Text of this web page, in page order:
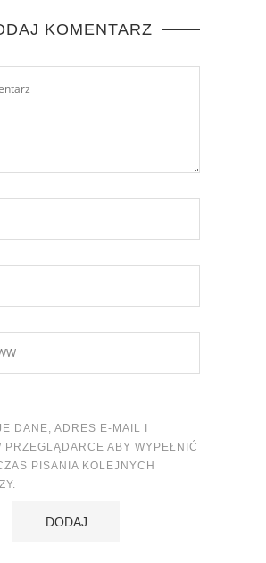
KOMENTARZ
DANE, ADRES E-MAIL I
PRZEGLĄDARCE ABY WYPEŁNIĆ
PISANIA KOLEJNYCH